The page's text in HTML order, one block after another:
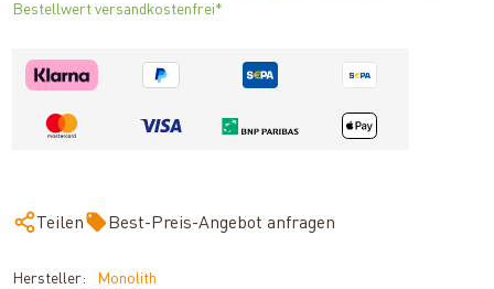
Bestellwert versandkostenfrei*
Teilen Best-Preis-Angebot anfragen
Hersteller:
Monolith